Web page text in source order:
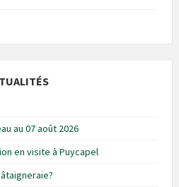
au 07 août 2026
en visite à Puycapel